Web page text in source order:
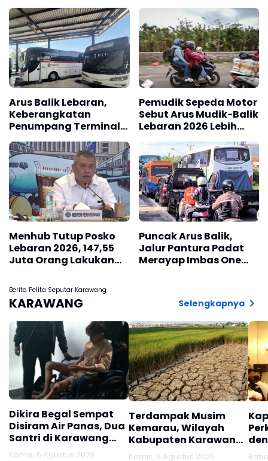
Arus Balik Lebaran,
Keberangkatan
Penumpang Terminal
Guntur Masih Tinggi
Pemudik Sepeda Motor
Sebut Arus Mudik-Balik
Lebaran 2026 Lebih
Lancar
Menhub Tutup Posko
Lebaran 2026, 147,55
Juta Orang Lakukan
Puncak Arus Balik,
Jalur Pantura Padat
Merayap Imbas One
Berita Pelita Seputar Karawang
KARAWANG Selengkapnya
Dikira Begal Sempat
Disiram Air Panas, Dua
Santri di Karawang
Terluka Akibat Aksi
Kamis, 6 Agustus 2026
Terdampak Musim
Kemarau, Wilayah
Kabupaten Karawang
Kekeringan Makin
Kamis, 6 Agustus 2026